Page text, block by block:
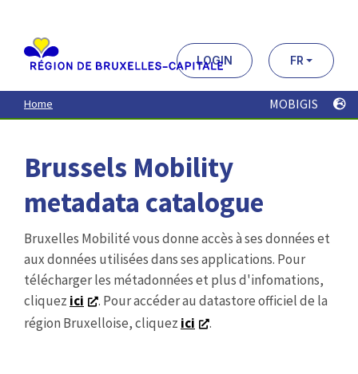
contenu
principal
LOGIN FR
Home MOBIGIS
Brussels Mobility
metadata catalogue
Bruxelles Mobilité vous donne accès à ses données et
aux données utilisées dans ses applications. Pour
télécharger les métadonnées et plus d'infomations,
cliquez ici
. Pour accéder au datastore officiel de la
région Bruxelloise, cliquez ici .